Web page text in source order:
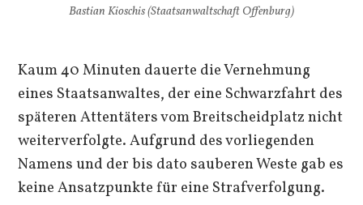
Bastian Kioschis (Staatsanwaltschaft Offenburg)
Kaum 40 Minuten dauerte die Vernehmung
eines Staatsanwaltes, der eine Schwarzfahrt des
späteren Attentäters vom Breitscheidplatz nicht
weiterverfolgte. Aufgrund des vorliegenden
Namens und der bis dato sauberen Weste gab es
keine Ansatzpunkte für eine Strafverfolgung.